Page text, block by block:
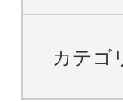
カテゴ